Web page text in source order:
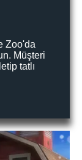
Zoo'da
Müşteri
tatlı